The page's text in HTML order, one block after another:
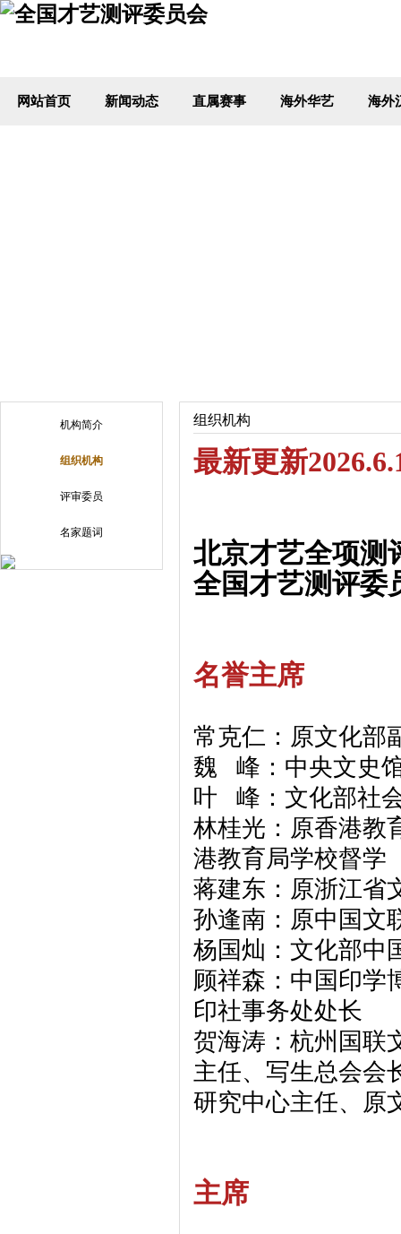
网站首页 新闻动态 直属赛事 海外华艺 海外
机构简介
组织机构
评审委员
名家题词
组织机构
最新更新
北京才艺全项测
全国才艺测评委
名誉主席
常克仁：原文化部
魏 峰：中央文史
叶 峰：文化部社
林桂光：原香港教
港教育局学校督学
蒋建东：原浙江省
孙逢南：原中国文
杨国灿：文化部中
顾祥森：中国印学
印社事务处处长
贺海涛：杭州国联
主任、写生总会会
研究中心主任、原
主席